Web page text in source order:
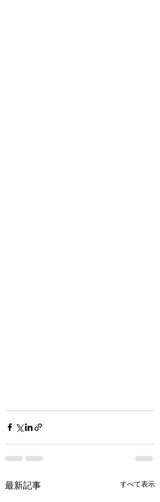
最新記事 すべて表示